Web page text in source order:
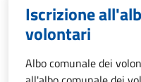
Iscrizione
volontari
Albo comunale dei